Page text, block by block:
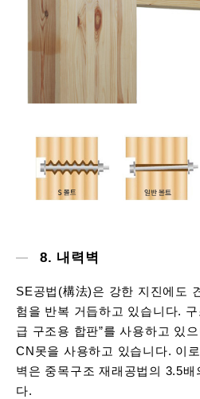
8. 내력벽
SE공법(構法)은 강한 지진에도
험을 반복 거듭하고 있습니다.
급 구조용 합판”를 사용하고 있
CN못을 사용하고 있습니다. 이
벽은 중목구조 재래공법의 3.5
다.